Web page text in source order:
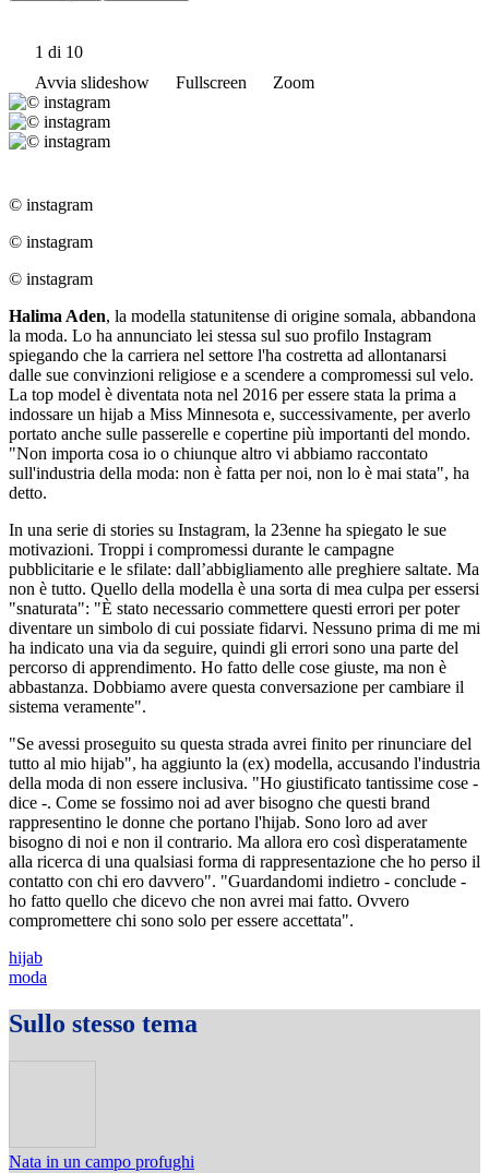
1 di 10
Avvia slideshow
Fullscreen Zoom
© instagram
© instagram
© instagram
Halima Aden, la modella statunitense di origine somala, abbandona
la moda. Lo ha annunciato lei stessa sul suo profilo Instagram
spiegando che la carriera nel settore l'ha costretta ad allontanarsi
dalle sue convinzioni religiose e a scendere a compromessi sul velo.
La top model è diventata nota nel 2016 per essere stata la prima a
indossare un hijab a Miss Minnesota e, successivamente, per averlo
portato anche sulle passerelle e copertine più importanti del mondo.
"Non importa cosa io o chiunque altro vi abbiamo raccontato
sull'industria della moda: non è fatta per noi, non lo è mai stata", ha
detto.
In una serie di stories su Instagram, la 23enne ha spiegato le sue
motivazioni. Troppi i compromessi durante le campagne
pubblicitarie e le sfilate: dall’abbigliamento alle preghiere saltate. Ma
non è tutto. Quello della modella è una sorta di mea culpa per essersi
"snaturata": "È stato necessario commettere questi errori per poter
diventare un simbolo di cui possiate fidarvi. Nessuno prima di me mi
ha indicato una via da seguire, quindi gli errori sono una parte del
percorso di apprendimento. Ho fatto delle cose giuste, ma non è
abbastanza. Dobbiamo avere questa conversazione per cambiare il
sistema veramente".
"Se avessi proseguito su questa strada avrei finito per rinunciare del
tutto al mio hijab", ha aggiunto la (ex) modella, accusando l'industria
della moda di non essere inclusiva. "Ho giustificato tantissime cose -
dice -. Come se fossimo noi ad aver bisogno che questi brand
rappresentino le donne che portano l'hijab. Sono loro ad aver
bisogno di noi e non il contrario. Ma allora ero così disperatamente
alla ricerca di una qualsiasi forma di rappresentazione che ho perso il
contatto con chi ero davvero". "Guardandomi indietro - conclude -
ho fatto quello che dicevo che non avrei mai fatto. Ovvero
compromettere chi sono solo per essere accettata".
hijab
moda
Sullo stesso tema
Nata in un campo profughi